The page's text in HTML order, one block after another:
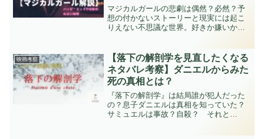
マジカルガールの悲劇は偶然？必然？予
想の付かないストーリーと現実には起こ
りえない不思議な世界。好きか嫌いか分
映画考察
【落下の解剖学を見直したくなる
ネタバレ考察】ダニエルからみた
死の真相とは？
『落下の解剖学』は結局誰が犯人だった
の？息子ダニエルは真相を知っていた？
サミュエルは事故？自殺？ それと